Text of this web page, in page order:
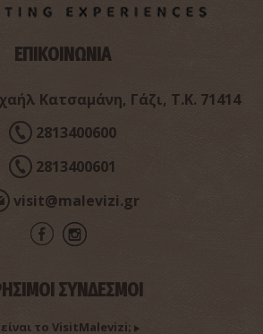
ΕΠΙΚΟΙΝΩΝΙΑ
Κατσαμάνη, Γάζι, Τ.Κ. 71414
2813400600
2813400601
visit@malevizi.gr
ΣΥΝΔΕΣΜΟΙ
είναι το VisitMalevizi;